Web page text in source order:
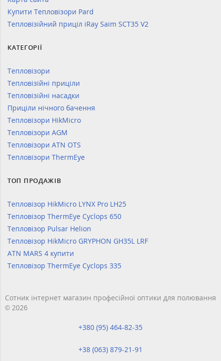
Купити Тепловізори Pard
Тепловізійний приціл iRay Saim SCT35 V2
КАТЕГОРІЇ
Тепловізори
Тепловізійні приціли
Тепловізійні насадки
Приціли нічного бачення
Тепловізори HikMicro
Тепловізори AGM
Тепловізори ATN OTS
Тепловізори ThermEye
ТОП ПРОДАЖІВ
Тепловізор HikMicro LYNX Pro LH25
Тепловізор ThermEye Cyclops 650
Тепловізор Pulsar Helion
Тепловізор HikMicro GRYPHON GH35L LRF
ATN MARS 4 купити
Тепловізор ThermEye Cyclops 335
Сотник інтернет магазин професійної оптики для полювання
© 2026
+380 (95) 464-82-35
+38 (063) 879-21-91